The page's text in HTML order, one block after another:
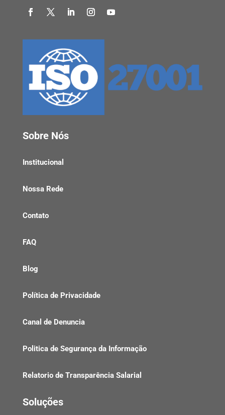
Sobre Nós
Institucional
Nossa Rede
Contato
FAQ
Blog
Política de Privacidade
Canal de Denuncia
Politica de Segurança da Informação
Relatorio de Transparência Salarial
Soluções